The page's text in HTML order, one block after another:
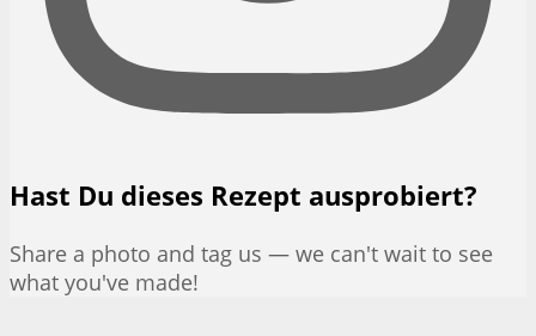
Hast Du dieses Rezept ausprobiert?
Share a photo and tag us — we can't wait to see
what you've made!